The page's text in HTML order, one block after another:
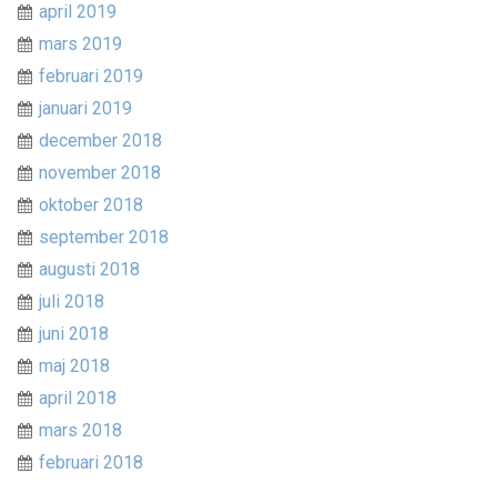
april 2019
mars 2019
februari 2019
januari 2019
december 2018
november 2018
oktober 2018
september 2018
augusti 2018
juli 2018
juni 2018
maj 2018
april 2018
mars 2018
februari 2018